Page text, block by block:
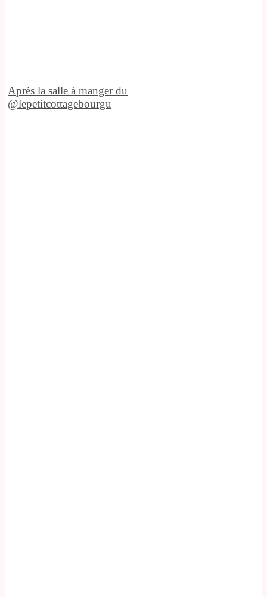
Après la salle à manger du
@lepetitcottagebourgu